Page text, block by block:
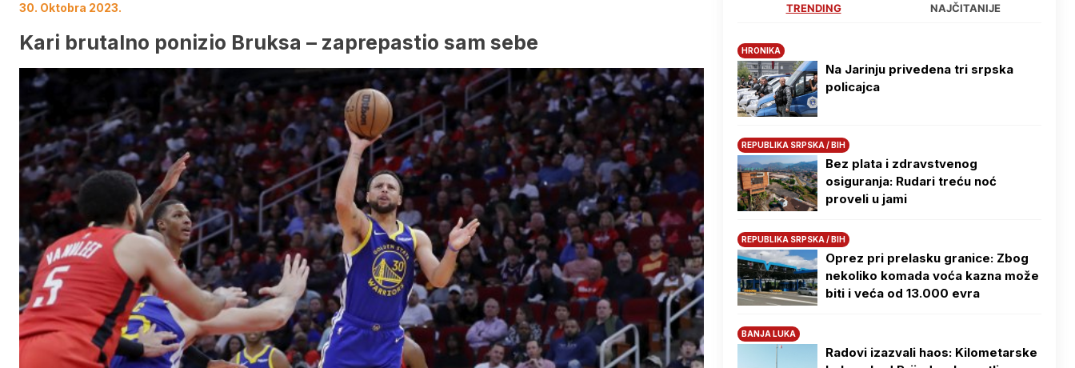
30. Oktobra 2023.
Kari brutalno ponizio Bruksa – zaprepastio sam sebe
TRENDING NAJČITANIJE
HRONIKA
Na Јarinju privedena tri srpska
policajca
REPUBLIKA SRPSKA / BIH
Bez plata i zdravstvenog
osiguranja: Rudari treću noć
proveli u jami
REPUBLIKA SRPSKA / BIH
Oprez pri prelasku granice: Zbog
nekoliko komada voća kazna može
biti i veća od 13.000 evra
BANJA LUKA
Radovi izazvali haos: Kilometarske